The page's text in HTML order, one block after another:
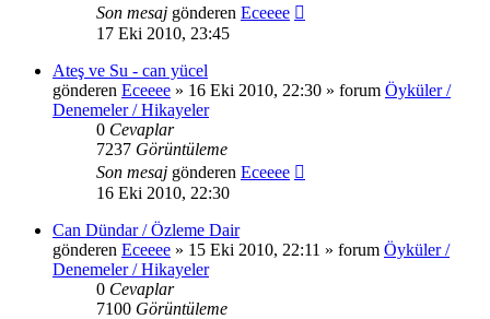
Son mesaj gönderen Eceeee
17 Eki 2010, 23:45
Ateş ve Su - can yücel
gönderen Eceeee » 16 Eki 2010, 22:30 » forum Öyküler /
Denemeler / Hikayeler
0 Cevaplar
7237 Görüntüleme
Son mesaj gönderen Eceeee
16 Eki 2010, 22:30
Can Dündar / Özleme Dair
gönderen Eceeee » 15 Eki 2010, 22:11 » forum Öyküler /
Denemeler / Hikayeler
0 Cevaplar
7100 Görüntüleme